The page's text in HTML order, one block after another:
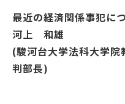
アクセス
最近の経済関係事犯に
河上 和雄
(駿河台大学法科大学
判部長)